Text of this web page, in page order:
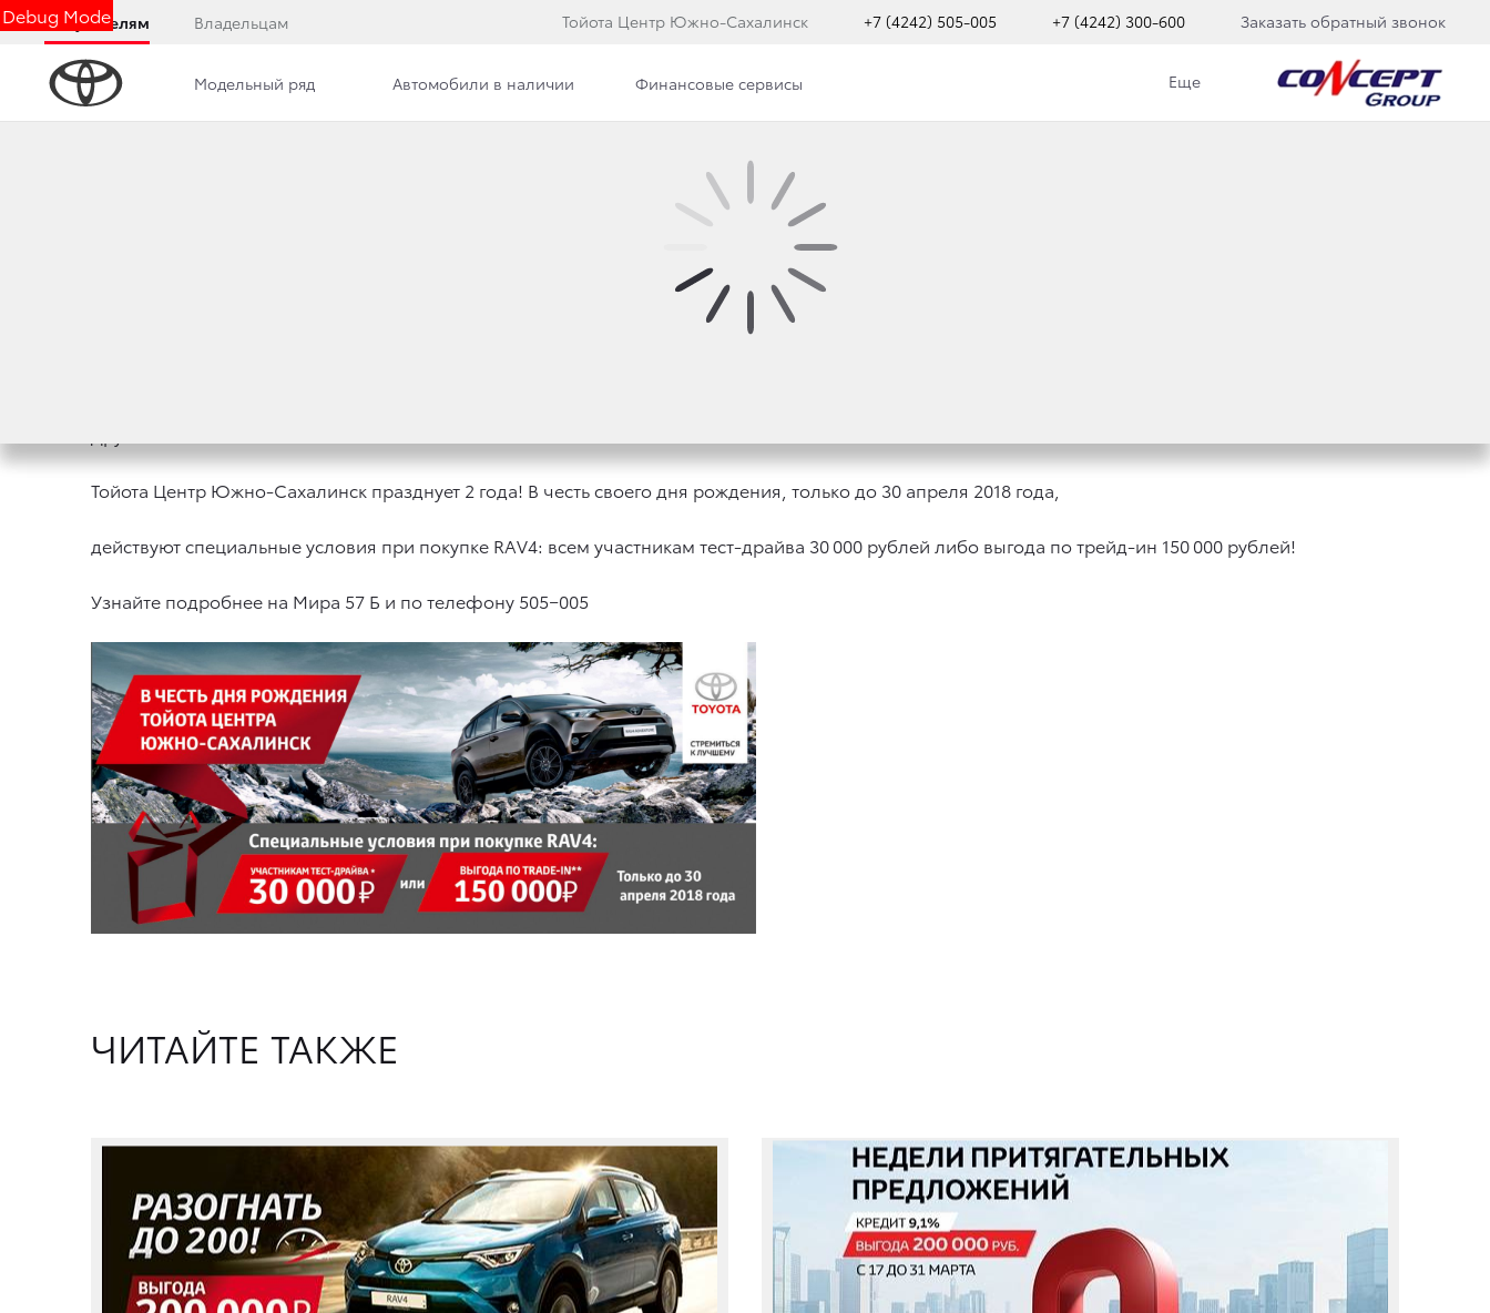
Debug Mode
Покупателям Владельцам Тойота Центр Южно-Сахалинск +7 (4242) 505-005 +7 (4242) 300-600 Заказать обратный звонок
Модельный ряд Автомобили в наличии Финансовые сервисы Еще
ТОЙОТА ЦЕНТР ЮЖНО-САХАЛИНСК ПРАЗДНУЕТ 2 ГОДА!
Тойота Центр Южно-Сахалинск празднует 2 года! В честь своего дня рождения, только до 30 апреля 2018 года,
действуют специальные условия при покупке RAV4: всем участникам тест-драйва 30 000 рублей либо выгода по трейд-ин 150 000 рублей!
Узнайте подробнее на Мира 57 Б и по телефону 505−005
ЧИТАЙТЕ ТАКЖЕ